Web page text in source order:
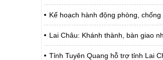
Kế hoạch hành động phòng,
Lai Châu: Khánh thành, bàn giao
Tỉnh Tuyên Quang hỗ trợ tỉnh Lai